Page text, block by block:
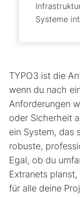
Systeme
TYPO3 ist die
wenn du nach
Anforderungen
oder Sicherheit
ein System, das
robuste,
Egal, ob du
Extranets
für alle deine